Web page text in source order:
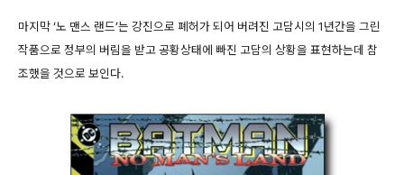
마지막 ‘노 맨스 랜드’는 강진으로 폐허가 되어 버려진 고담시의 1년간을 그린
작품으로 정부의 버림을 받고 공황상태에 빠진 고담의 상황을 표현하는데 참
조했을 것으로 보인다.